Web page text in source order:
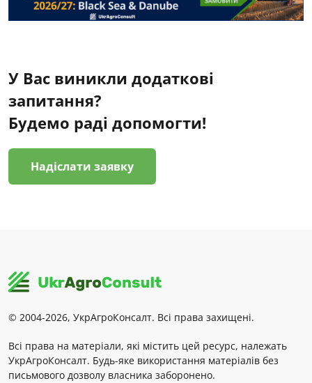
У Вас виникли додаткові
запитання?
Будемо раді допомогти!
Надіслати заявку
© 2004-2026, УкрАгроКонсалт. Всі права захищені.
Всі права на матеріали, які містить цей ресурс, належать
УкрАгроКонсалт. Будь-яке використання матеріалів без
письмового дозволу власника заборонено.